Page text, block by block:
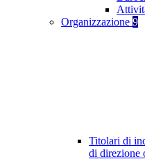
Organizzazione 9
Titolari di
di direzione